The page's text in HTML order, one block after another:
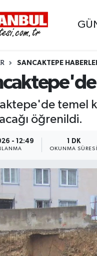
SANCAKTEPE
temel
öğrenildi.
- 12:49 1 DK
OKUNMA SÜRESI
Durumu ve Fikstür